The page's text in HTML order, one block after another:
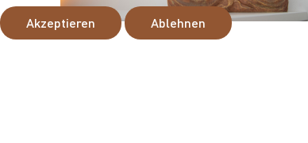
Akzeptieren Ablehnen